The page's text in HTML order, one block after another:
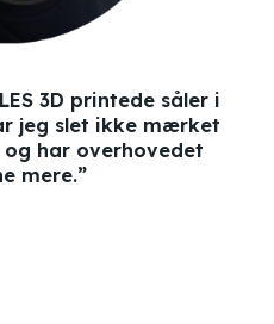
3D printede såler i
jeg slet ikke mærket
har overhovedet
mere.”